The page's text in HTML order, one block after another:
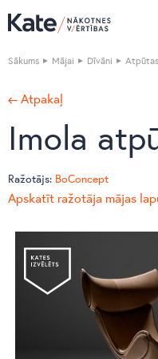
Sākums Mājai Dīvāni
← Atpakaļ
Imola
Ražotājs: BoConcept
Apskatīt ražotāja mājas